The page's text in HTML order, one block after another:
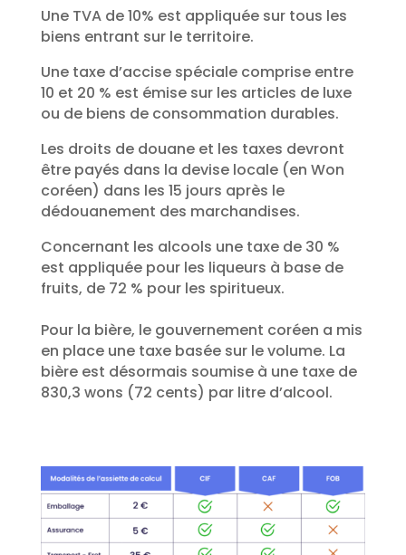
Une TVA de 10% est appliquée sur tous les
biens entrant sur le territoire.
Une taxe d’accise spéciale comprise entre
10 et 20 % est émise sur les articles de luxe
ou de biens de consommation durables.
Les droits de douane et les taxes devront
être payés dans la devise locale (en Won
coréen) dans les 15 jours après le
dédouanement des marchandises.
Concernant les alcools une taxe de 30 %
est appliquée pour les liqueurs à base de
fruits, de 72 % pour les spiritueux.
Pour la bière, le gouvernement coréen a mis
en place une taxe basée sur le volume. La
bière est désormais soumise à une taxe de
830,3 wons (72 cents) par litre d’alcool.